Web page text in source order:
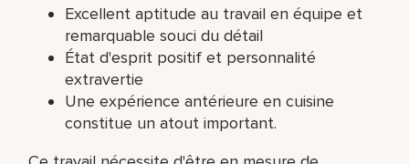
Excellent aptitude au travail en équipe et
remarquable souci du détail
État d'esprit positif et personnalité
extravertie
Une expérience antérieure en cuisine
constitue un atout important.